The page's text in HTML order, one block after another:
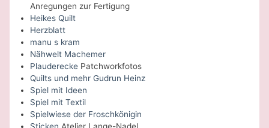
Anregungen zur Fertigung
Heikes Quilt
Herzblatt
manu s kram
Nähwelt Machemer
PlaudereckePatchworkfotos
Quilts und mehr Gudrun Heinz
Spiel mit Ideen
Spiel mit Textil
Spielwiese der Froschkönigin